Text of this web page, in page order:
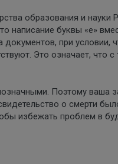
образования и науки
написание буквы «е»
при условии,
Это означает, что с
Поэтому ваша
о смерти
избежать проблем в